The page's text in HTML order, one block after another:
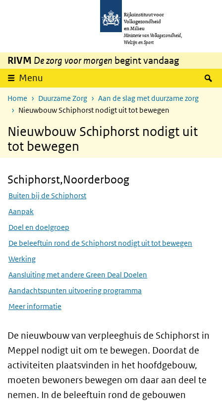
Overslaan en naar de inhoud gaan
Rijksinstituut voor
Volksgezondheid
en Milieu
Ministerie van Volksgezondheid,
Welzijn en Sport
RIVM De zorg voor morgen begint vandaag
Menu
Home Duurzame Zorg
Aan de slag met duurzame zorg
Nieuwbouw Schiphorst nodigt uit tot bewegen
Nieuwbouw Schiphorst nodigt uit
tot bewegen
Skip Schiphorst,Noorderboog
Schiphorst,Noorderboog
Buiten bij de Schiphorst
Aanpak
Doel en doelgroep
De beleeftuin rond de Schiphorst nodigt uit tot bewegen
Werking
Aansluiting met andere Green Deal Doelen
Aandachtspunten uitvoering programma
Meer informatie
De nieuwbouw van verpleeghuis de Schiphorst in
Meppel nodigt uit om te bewegen. Doordat de
activiteiten plaatsvinden in het hoofdgebouw,
moeten bewoners bewegen om daar aan deel te
nemen. In de beleeftuin rond de gebouwen